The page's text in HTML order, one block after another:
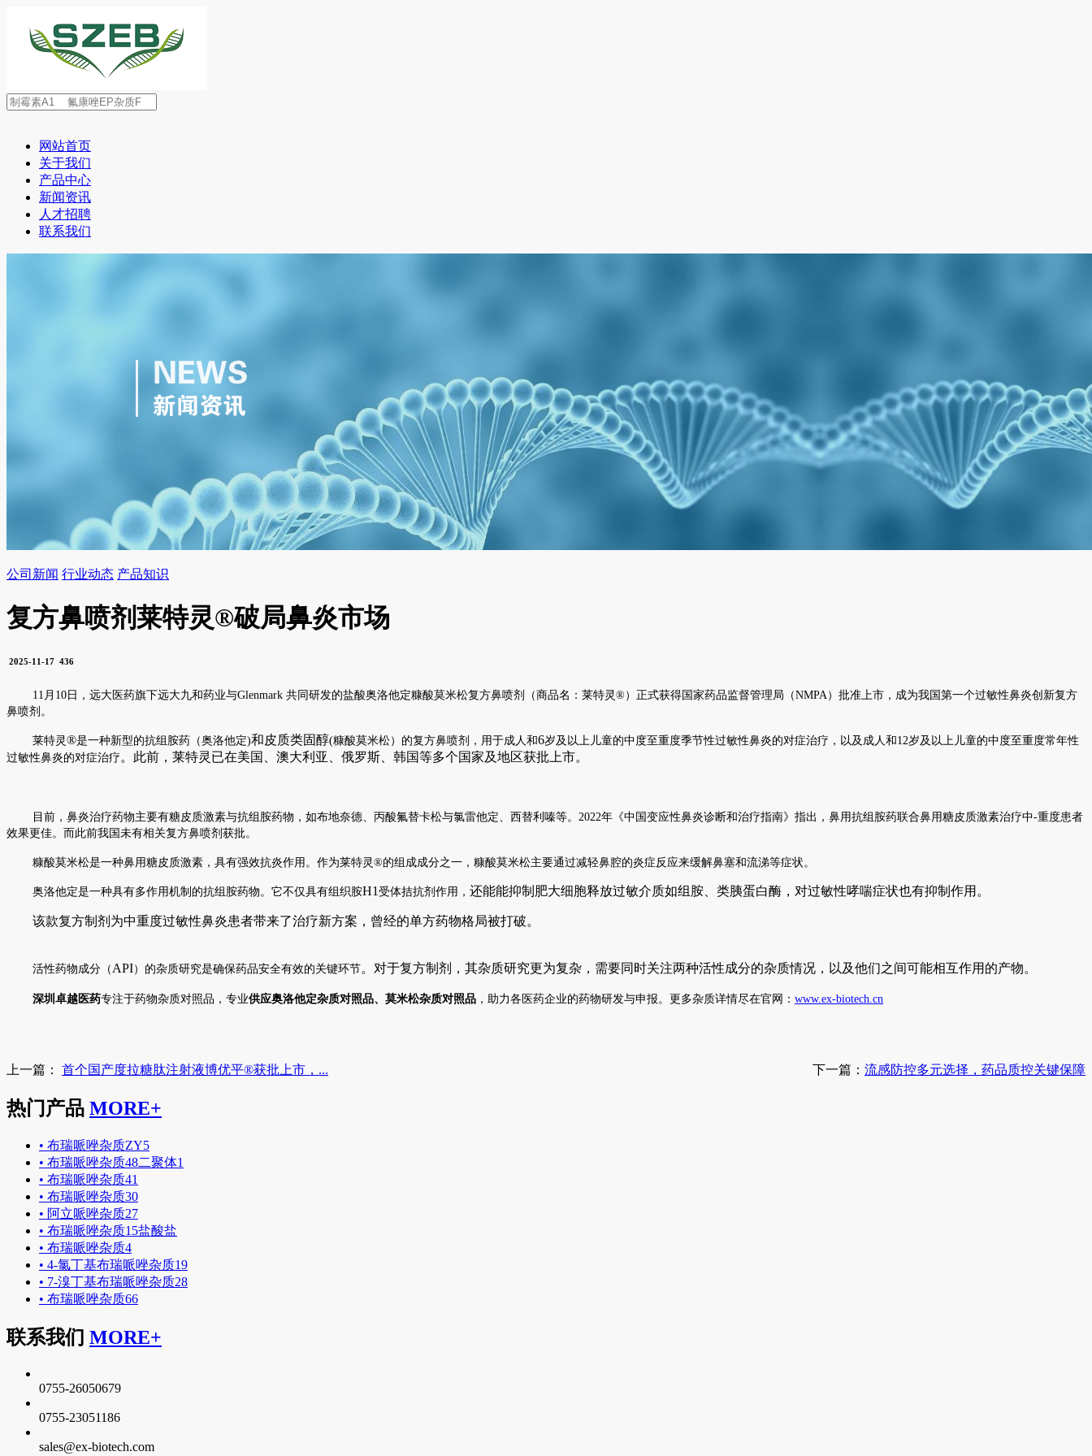
网站首页
关于我们
产品中心
新闻资讯
人才招聘
联系我们
公司新闻 行业动态 产品知识
复方鼻喷剂莱特灵®破局鼻炎市场
2025-11-17 436
11月10日，远大医药旗下远大九和药业与Glenmark 共同研发的盐酸奥洛他定糠酸莫米松复方鼻喷剂（商品名：莱特灵®）正式获得国家药品监督管理局（NMPA）批准上市，成为我国第一个过敏性鼻炎创新复方
鼻喷剂。
莱特灵®是一种新型的抗组胺药 （奥洛他定)和皮质类固醇(糠酸莫米松） 的复方鼻喷剂，用于成人和6岁及以上儿童的中度至重度季节性过敏性鼻炎的对症治疗，以及成人和 12岁及以上儿童的中度至重度常年性
过敏性鼻炎的对症治疗 。此前，莱特灵已在美国、澳大利亚、俄罗斯、韩国等多个国家及地区获批上市。
目前，鼻炎治疗药物主要有糖皮质激素与抗组胺药物，如布地奈德、丙酸氟替卡松与氯雷他定、西替利嗪等。 2022年《中国变应性鼻炎诊断和治疗指南》指出，鼻用抗组胺药联合鼻用糖皮质激素治疗中-重度患者
效果更佳。而此前我国未有相关复方鼻喷剂获批。
糠酸莫米松是一种鼻用糖皮质激素，具有强效抗炎作用。作为莱特灵®的组成成分之一，糠酸莫米松主要通过减轻鼻腔的炎症反应来缓解鼻塞和流涕等症状。
奥洛他定是一种具有多作用机制的抗组胺药物。它不仅具有组织胺H1 受体拮抗剂作用， 还能能抑制肥大细胞释放过敏介质如组胺、类胰蛋白酶 ， 对过敏性哮喘症状也有抑制作用 。
该款复方制剂为中重度过敏性鼻炎患者带来了治疗新方案，曾经的单方药物格局被打破。
活性药物成分（ API）的杂质研究是确保药品安全有效的关键环节。对于复方制剂，其杂质研究更为复杂，需要同时关注两种活性成分的杂质情况，以及他们之间可能相互作用的产物。
深圳卓越医药专注于药物杂质对照品，专业供应奥洛他定杂质对照品、莫米松杂质对照品 ，助力各医药企业的药物研发与申报。更多杂质详情尽在官网： www.ex-biotech.cn
上一篇： 首个国产度拉糖肽注射液博优平®获批上市，... 下一篇： 流感防控多元选择，药品质控关键保障
热门产品 MORE+
• 布瑞哌唑杂质ZY5
• 布瑞哌唑杂质48二聚体1
• 布瑞哌唑杂质41
• 布瑞哌唑杂质30
• 阿立哌唑杂质27
• 布瑞哌唑杂质15盐酸盐
• 布瑞哌唑杂质4
• 4-氯丁基布瑞哌唑杂质19
• 7-溴丁基布瑞哌唑杂质28
• 布瑞哌唑杂质66
联系我们 MORE+
0755-26050679
0755-23051186
sales@ex-biotech.com